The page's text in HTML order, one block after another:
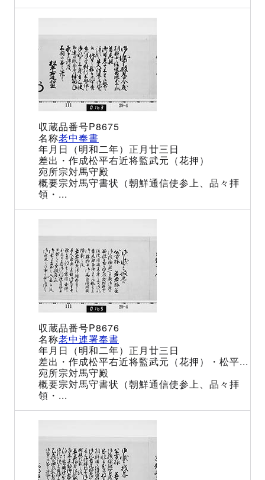
P8675
老中奉書
（明和二年）正月廿三日
松平右近将監武元（花押）
宗対馬守殿
宗対馬守書状（朝鮮通信使参上、品々拝
領・...
P8676
老中連署奉書
（明和二年）正月廿三日
松平右近将監武元（花押）・松平...
宗対馬守殿
宗対馬守書状（朝鮮通信使参上、品々拝
領・...